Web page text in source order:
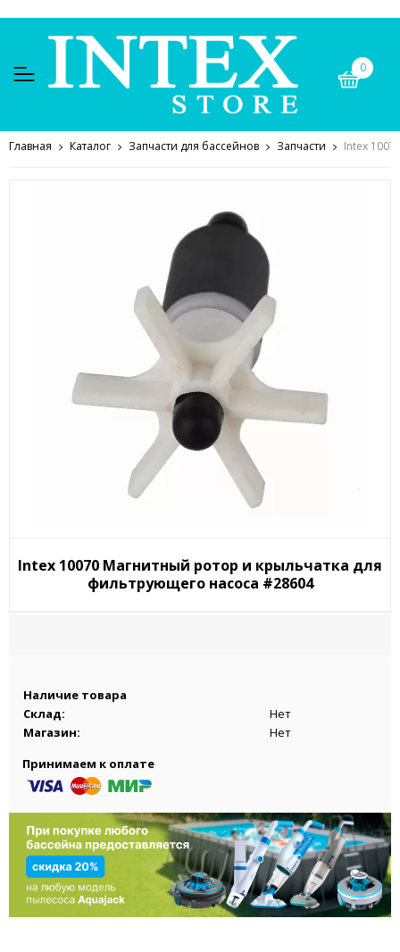
0
Главная Каталог Запчасти для бассейнов Запчасти Intex
Intex 10070 Магнитный ротор и крыльчатка для
фильтрующего насоса #28604
Наличие товара
Склад:
Нет
Магазин:
Нет
Принимаем к оплате